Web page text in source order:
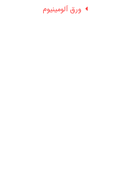
ورق آلومینیوم